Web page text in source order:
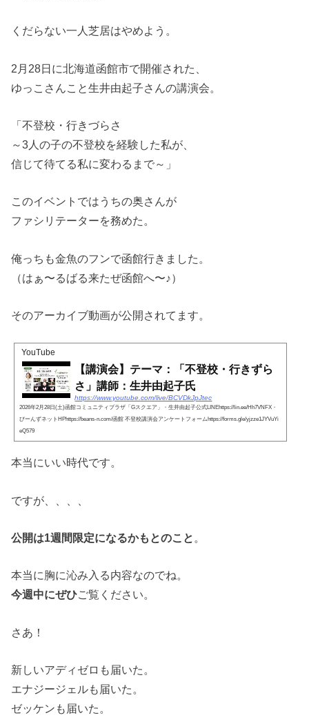
くだらない一人芝居はやめよう。
2月28日に北海道函館市で開催された、
ゆっこさんこと生井由起子さんの講演会。
「不登校・行きづらさ
～3人の子の不登校を経験した私が、
信じて待てる私に変わるまで～」
このイベントではうちの奥さんが
ファシリテーターを務めた。
俺っちも金魚のフンで函館行きました。
（はぁ〜るばる来たぜ函館へ〜♪）
そのアーカイブ動画が公開されてます。
YouTube
【講演会】テーマ：「不登校・行きずら
さ」講師：生井由起子氏
https://www.youtube.com/live/BCVDkJpJtec
2026年2月28日(土)函館コミュニティプラザ「Gスクエア」・生井由起子公式LINEhttps://lin.ee/Hh7VNFX・
びーんずネットHPhttps://beans-n.com/函館 不登校講演会アンケートフォームhttps://forms.gle/yjzze1JYVuYi
eQ579
本当にいい時代です。
ですが、、、、
公開は1週間限定になるかもとのこと 。
本当に胸に沁み入る内容なのでね。
今週中にぜひご覧ください。
さあ！
新しいアディゼロも届いた。
エナジージェルも届いた。
ゼッケンも届いた。